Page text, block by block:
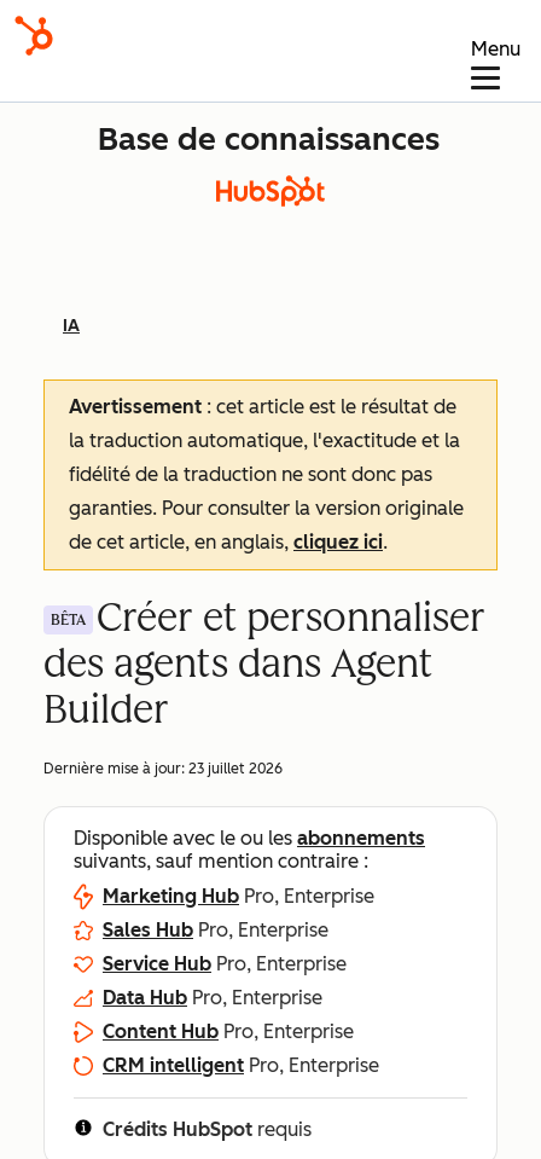
Menu
Base de connaissances
IA
Avertissement : cet article est le résultat de
la traduction automatique, l'exactitude et la
fidélité de la traduction ne sont donc pas
garanties. Pour consulter la version originale
de cet article, en anglais, cliquez ici.
BÊTA
Créer et personnaliser
des agents dans Agent
Builder
Dernière mise à jour: 23 juillet 2026
Disponible avec le ou les abonnements
suivants, sauf mention contraire :
Marketing Hub Pro, Enterprise
Sales Hub Pro, Enterprise
Service Hub Pro, Enterprise
Data Hub Pro, Enterprise
Content Hub Pro, Enterprise
CRM intelligent Pro, Enterprise
Crédits HubSpot requis